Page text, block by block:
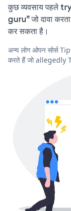
कुछ व्यवसाय पहले
guru" जो दावा
कर सकता है।
अन्य लोग ओपन सोर्स
करते हैं जो allegedly